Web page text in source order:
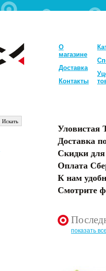
О
магазине
Доставка
Контакты
Уловистая
Доставка
Скидки
Оплата
К нам
Смотрите
показать